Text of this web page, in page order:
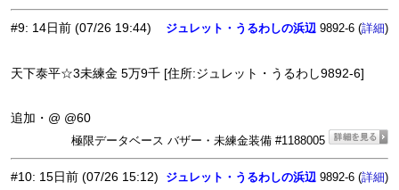
#9: 14日前 (07/26 19:44) ジュレット・うるわしの浜辺 9892-6 (詳細)
天下泰平☆3未練金 5万9千 [住所:ジュレット・うるわし9892-6]
追加・@ @60
極限データベース バザー・未練金装備 #1188005
#10: 15日前 (07/26 15:12) ジュレット・うるわしの浜辺 9892-6 (詳細)